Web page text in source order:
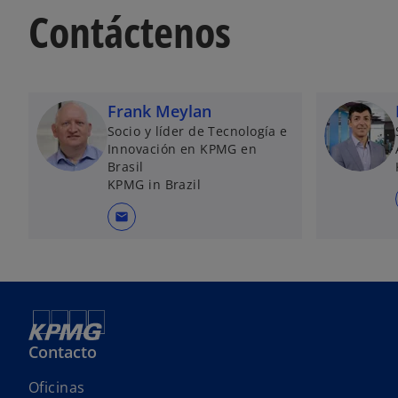
e
v
Contáctenos
Frank Meylan
Socio y líder de Tecnología e
Innovación en KPMG en
Brasil
KPMG in Brazil
mail
Contacto
Oficinas